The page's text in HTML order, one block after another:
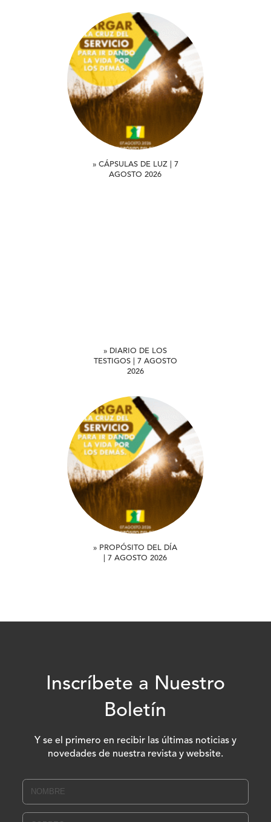
» CÁPSULAS DE LUZ | 7
AGOSTO 2026
» DIARIO DE LOS
TESTIGOS | 7 AGOSTO
2026
» PROPÓSITO DEL DÍA
| 7 AGOSTO 2026
Inscríbete a Nuestro
Boletín
Y se el primero en recibir las últimas noticias y
novedades de nuestra revista y website.